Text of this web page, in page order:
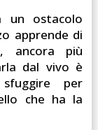
un ostacolo
apprende di
ancora più
dal vivo è
per
che ha la